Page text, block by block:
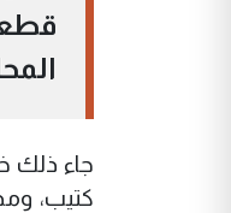
جاء ذلك
كتيب،